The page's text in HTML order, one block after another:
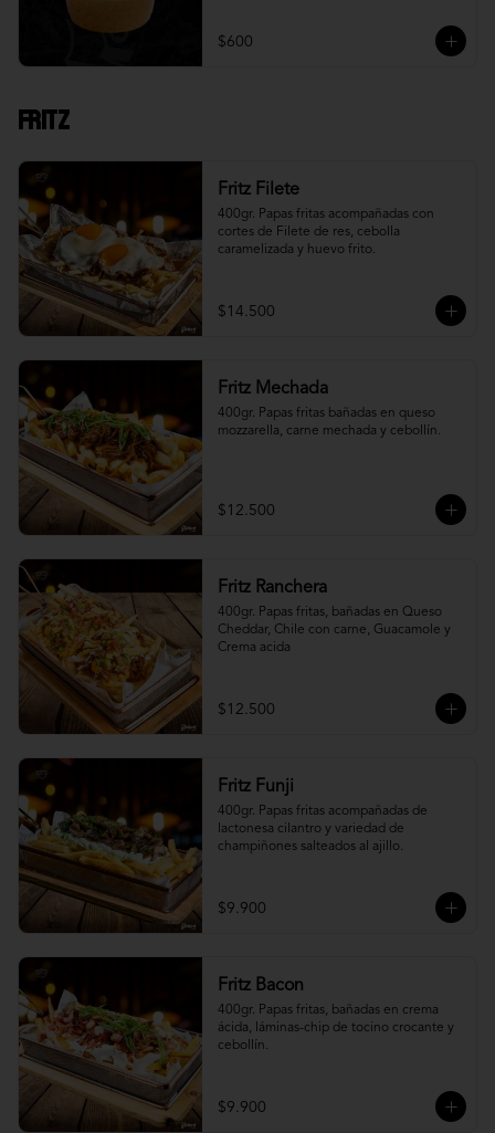
$600
Fritz
Fritz Filete
400gr. Papas fritas acompañadas con
cortes de Filete de res, cebolla
caramelizada y huevo frito.
$14.500
Fritz Mechada
400gr. Papas fritas bañadas en queso
mozzarella, carne mechada y cebollín.
$12.500
Fritz Ranchera
400gr. Papas fritas, bañadas en Queso
Cheddar, Chile con carne, Guacamole y
Crema acida
$12.500
Fritz Funji
400gr. Papas fritas acompañadas de
lactonesa cilantro y variedad de
champiñones salteados al ajillo.
$9.900
Fritz Bacon
400gr. Papas fritas, bañadas en crema
ácida, láminas-chip de tocino crocante y
cebollín.
$9.900